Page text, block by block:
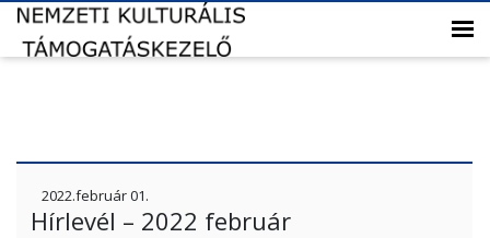
2022.február 01.
Hírlevél – 2022 február